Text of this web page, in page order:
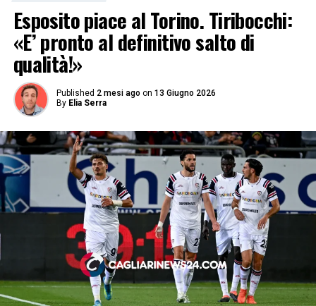
Esposito piace al Torino. Tiribocchi:
«E’ pronto al definitivo salto di
qualità!»
Published 2 mesi ago on 13 Giugno 2026
By Elia Serra